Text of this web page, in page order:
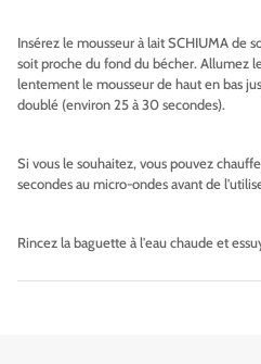
Insérez le mousseur à lait SCHIUMA de
soit proche du fond du bécher. Allumez
lentement le mousseur de haut en bas
doublé (environ 25 à 30 secondes).
Si vous le souhaitez, vous pouvez
secondes au micro-ondes avant de
Rincez la baguette à l'eau chaude et